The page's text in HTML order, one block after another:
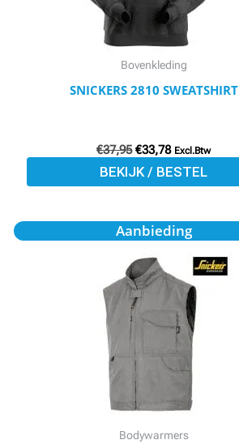
Bovenkleding
SNICKERS 2810 SWEATSHIRT
€37,95 €33,78 Excl.Btw
BEKIJK / BESTEL
kan
gekozen
worden
op
Aanbieding
Bodywarmers
Oorspronkelijke
prijs
€72,75.
Huidige
prijs
€64,75.
Dit
heeft
meerdere
variaties.
Deze
optie
gekozen
worden